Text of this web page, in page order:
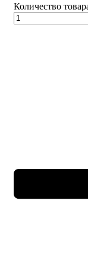
Количество